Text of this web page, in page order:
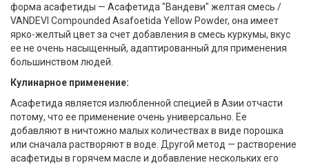
форма асафетиды — Асафетида "Вандеви" желтая смесь /
VANDEVI Compounded Asafoetida Yellow Powder, она имеет
ярко-желтый цвет за счет добавления в смесь куркумы, вкус
ее не очень насыщенный, адаптированный для применения
большинством людей.
Кулинарное применение:
Асафетида является излюбленной специей в Азии отчасти
потому, что ее применение очень универсально. Ее
добавляют в ничтожно малых количествах в виде порошка
или сначала растворяют в воде. Другой метод — растворение
асафетиды в горячем масле и добавление нескольких его